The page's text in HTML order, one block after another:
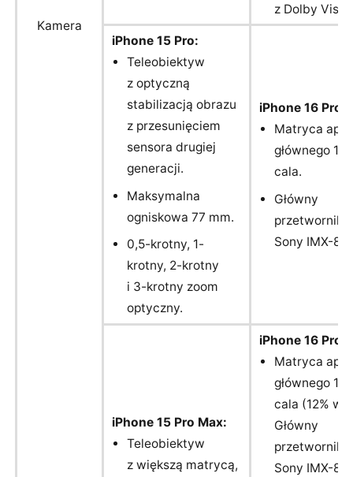
Kamera
z Dolby
iPhone 15 Pro:
Teleobiektyw
z optyczną
stabilizacją obrazu
z przesunięciem
sensora drugiej
generacji.
Maksymalna
ogniskowa 77 mm.
0,5-krotny, 1-
krotny, 2-krotny
i 3-krotny zoom
optyczny.
iPhone 16 Pro:
Matryca
głównego 1/
cala.
Główny
przetwornik
Sony IMX-
iPhone 15 Pro Max:
Teleobiektyw
z większą matrycą,
iPhone 16 Pro
Matryca
głównego 1/
cala (12%
Główny
przetwornik
Sony IMX-